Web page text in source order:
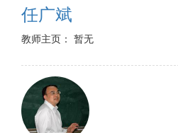
任广斌
教师主页： 暂无